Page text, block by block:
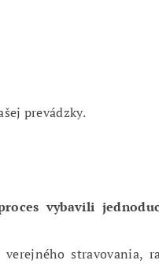
prevádzky.
vybavili
stravovania,